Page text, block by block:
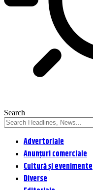
Search
Advertoriale
Anunțuri comerciale
Cultură și evenimente
Diverse